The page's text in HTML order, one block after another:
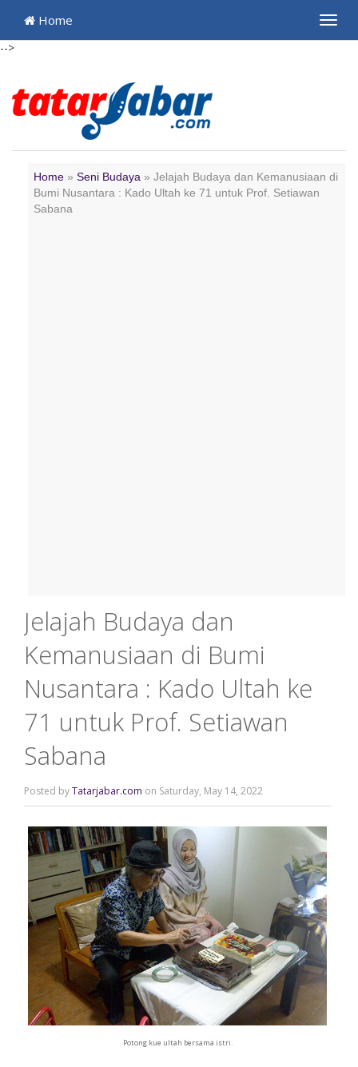
-->
Home
Home » Seni Budaya » Jelajah Budaya dan Kemanusiaan di
Bumi Nusantara : Kado Ultah ke 71 untuk Prof. Setiawan
Sabana
Jelajah Budaya dan
Kemanusiaan di Bumi
Nusantara : Kado Ultah ke
71 untuk Prof. Setiawan
Sabana
Posted byTatarjabar.com on Saturday, May 14, 2022
Potong kue ultah bersama istri.